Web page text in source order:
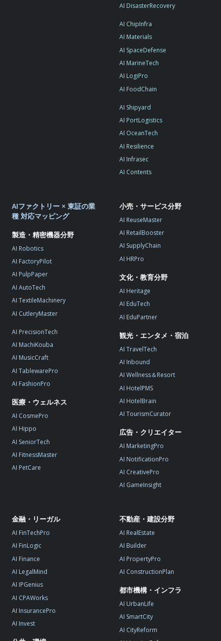
AI DisasterRecovery
AI ChipInfra
AI Materials
AI SpaceDefense
AI MarineTech
AI LogiPro
AI FoodChain
AI Shipyard
AI PortLogistics
AI OceanTech
AI Resilience
AI Infrasec
AI Contents
AIファクトリー × 東証の業
種 対応マッピング
製造・精密機器分野
AI Robotics
AI FactoryPilot
AI PulpPaper
AI AutoTech
AI TextileMachinery
AI CutleryMaster
AI PrecisionTech
AI MachiKouba
AI MusicCraft
AI TablewarePro
AI FashionPro
医療・ウェルネス
AI CosmePro
AI Hippo
AI SeniorTech
AI FitnessMaster
AI PetCare
小売・サービス分野
AI ReuseMaster
AI RetailBooster
AI SupplyChain
AI HRPro
文化・教育分野
AI Heritage
AI EduTech
AI EduPartner
観光・エンタメ・宿泊
AI TravelTech
AI Inbound
AI Wellness＆Resort
AI HotelPMS
AI HotelBrain
AI TourismCurator
広告・クリエイター
AI MarketingPro
AI NotificationPro
AI CreativePro
AI GameInsight
金融・リーガル
AI FinTechPro
AI FinLogic
AI Finance
AI LegalMind
AI IPGenius
AI CPAWorks
AI InsurancePro
AI Invest
不動産・建設分野
AI RealEstate
AI Builder
AI PropertyPro
AI ConstructionPlan
都市機構・インフラ
AI UrbanLife
AI SmartCity
AI CityReform